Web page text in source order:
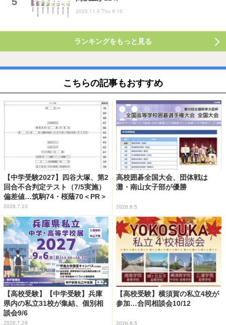
2023.11.9 Thu 9:15
ランキングをもっと見る
こちらの記事もおすすめ
【中学受験2027】四谷大塚、第2
回合不合判定テスト（7/5実施）
偏差値…筑駒74・桜蔭70＜PR＞
2026.7.10
高校囲碁全国大会、団体戦は
灘・南山女子部が優勝
2026.8.5
【高校受験】【中学受験】兵庫
県内の私立31校が集結、個別相
談会9/6
2026.7.28
【高校受験】横須賀の私立4校が
参加…合同相談会10/12
2026.8.5